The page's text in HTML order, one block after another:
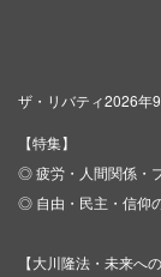
ザ・リバティ2026年
【特集】
◎ 疲労・人間関係・
◎ 自由・民主・信仰
【大川隆法・未来へ